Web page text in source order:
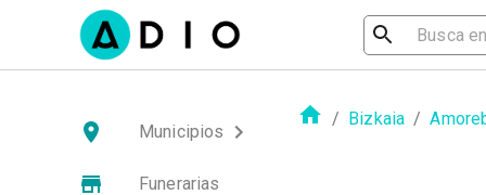
Municipios
Funerarias
/ Bizkaia /